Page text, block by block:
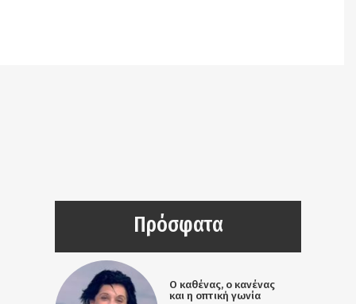
Πρόσφατα
Ο καθένας, ο κανένας
και η οπτική γωνία